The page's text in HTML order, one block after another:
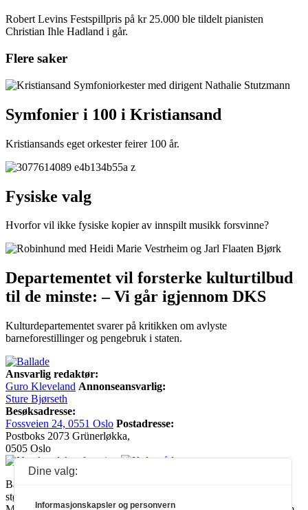
Robert Levins Festspillpris på kr 25.000 ble tildelt pianisten
Christian Ihle Hadland i går.
Flere saker
Symfonier i 100 i Kristiansand
Kristiansands eget orkester feirer 100 år.
Fysiske valg
Hvorfor vil ikke fysiske kopier av innspilt musikk forsvinne?
Departementet vil forsterke kulturtilbud
til de minste: – Vi går igjennom DKS
Kulturdepartementet svarer på kritikken om avlyste
barneforestillinger og pengebruk i staten.
Ansvarlig redaktør:
Guro Kleveland Annonseansvarlig:
Sture Bjørseth
Besøksadresse:
Fossveien 24, 0551 Oslo Postadresse:
Postboks 2073 Grünerløkka,
0505 Oslo
Ballade mottar tilskudd fra Norsk kulturråd, i tillegg til økonomisk
støtte fra eierne NOPA, Norsk komponistforening og
Dine valg:
Informasjonskapsler og personvern